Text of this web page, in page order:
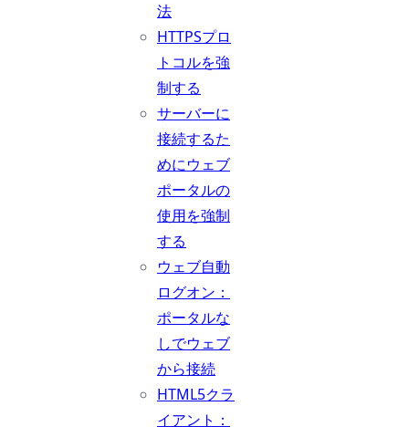
法
HTTPSプロ
トコルを強
制する
サーバーに
接続するた
めにウェブ
ポータルの
使用を強制
する
ウェブ自動
ログオン：
ポータルな
しでウェブ
から接続
HTML5クラ
イアント：